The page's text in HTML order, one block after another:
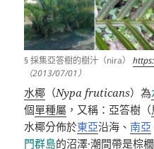
§ 採集亞答樹的樹汁（nira）
（2013/07/01）
水椰 （Nypa fruticans）為
個單種屬 ，又稱：亞答樹（
水椰分佈於東亞沿海、 南亞
門群島的沼澤·潮間帶是棕